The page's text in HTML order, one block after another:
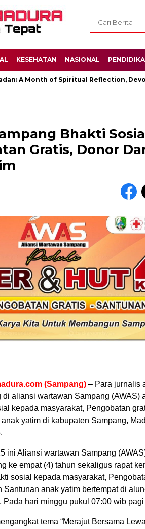
KESEHATAN NASIONAL
Month of Spiritual Reflection, Devotion,
Bhakti
Gratis, Donor
(Sampang) – Para jurnalis
di aliansi wartawan Sampang (AWAS)
kepada masyarakat, Pengobatan
yatim di kabupaten Sampang,
ini Aliansi wartawan Sampang
ke empat (4) tahun sekaligus rapat
sosial kepada masyarakat,
Santunan anak yatim bertempat di
Pada hari minggu pukul 07:00 wib
tema “Merajut Bersama